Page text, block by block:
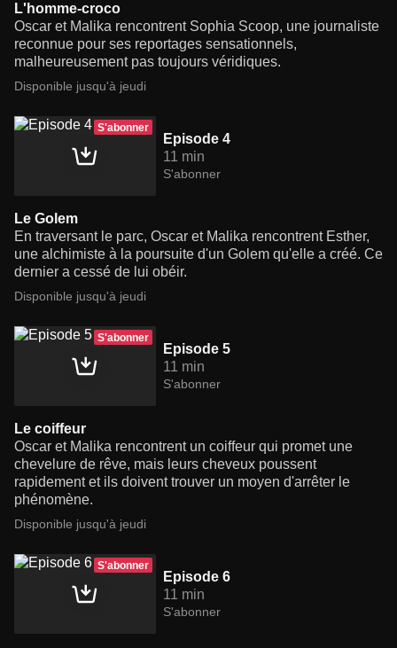
L'homme-croco
Oscar et Malika rencontrent Sophia Scoop, une journaliste
reconnue pour ses reportages sensationnels,
malheureusement pas toujours véridiques.
Disponible jusqu'à jeudi
S'abonner
Episode 4
11 min
S'abonner
Le Golem
En traversant le parc, Oscar et Malika rencontrent Esther,
une alchimiste à la poursuite d'un Golem qu'elle a créé. Ce
dernier a cessé de lui obéir.
Disponible jusqu'à jeudi
S'abonner
Episode 5
11 min
S'abonner
Le coiffeur
Oscar et Malika rencontrent un coiffeur qui promet une
chevelure de rêve, mais leurs cheveux poussent
rapidement et ils doivent trouver un moyen d'arrêter le
phénomène.
Disponible jusqu'à jeudi
S'abonner
Episode 6
11 min
S'abonner